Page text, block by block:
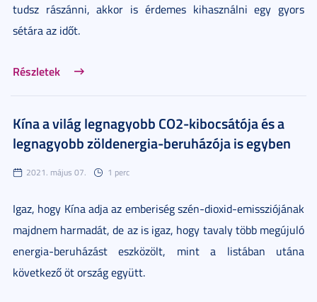
tudsz rászánni, akkor is érdemes kihasználni egy gyors
sétára az időt.
Részletek
Kína a világ legnagyobb CO2-kibocsátója és a
legnagyobb zöldenergia-beruházója is egyben
2021. május 07. 1 perc
Igaz, hogy Kína adja az emberiség szén-dioxid-emissziójának
majdnem harmadát, de az is igaz, hogy tavaly több megújuló
energia-beruházást eszközölt, mint a listában utána
következő öt ország együtt.